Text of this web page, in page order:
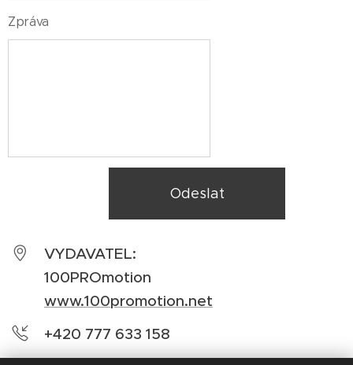
Zpráva
Odeslat
VYDAVATEL:
100PROmotion
www.100promotion.net
+420 777 633 158